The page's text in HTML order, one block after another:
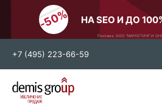
НА SEO И ДО
Реклама. ООО "МАРКЕТИНГ И
+7 (495) 223-66-59
Выберите свой город